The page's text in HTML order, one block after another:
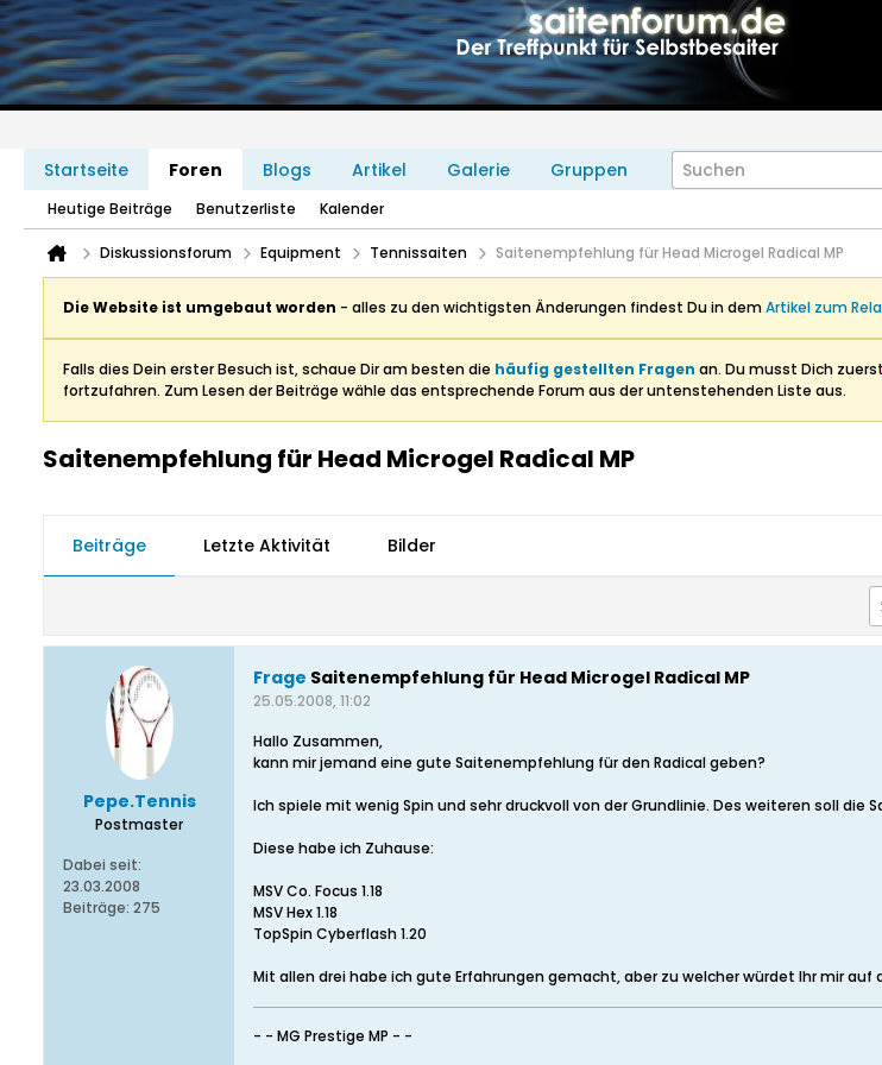
Startseite Foren Blogs Artikel Galerie Gruppen
Heutige Beiträge Benutzerliste Kalender
Diskussionsforum Equipment Tennissaiten Saitenempfehlung für Head Microgel Radical MP
Die Website ist umgebaut worden - alles zu den wichtigsten Änderungen findest Du in demArtikel zum
Falls dies Dein erster Besuch ist, schaue Dir am besten die häufig gestellten Fragen an. Du musst Dich zuerst
fortzufahren. Zum Lesen der Beiträge wähle das entsprechende Forum aus der untenstehenden Liste aus.
Saitenempfehlung für Head Microgel Radical MP
Beiträge Letzte Aktivität Bilder
Pepe.Tennis
Postmaster
Dabei seit:
23.03.2008
Beiträge: 275
Frage Saitenempfehlung für Head Microgel Radical MP
25.05.2008, 11:02
Hallo Zusammen,
kann mir jemand eine gute Saitenempfehlung für den Radical geben?
Ich spiele mit wenig Spin und sehr druckvoll von der Grundlinie. Des weiteren soll
Diese habe ich Zuhause:
MSV Co. Focus 1.18
MSV Hex 1.18
TopSpin Cyberflash 1.20
Mit allen drei habe ich gute Erfahrungen gemacht, aber zu welcher würdet Ihr mir auf
- - MG Prestige MP - -